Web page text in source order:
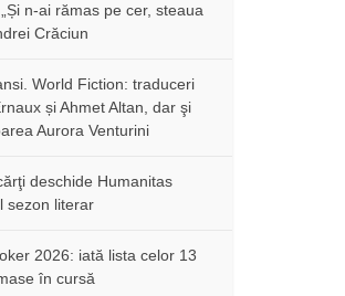
n-ai rămas pe cer, steaua
Crăciun
World Fiction: traduceri
și Ahmet Altan, dar şi
Aurora Venturini
deschide Humanitas
sezon literar
2026: iată lista celor 13
în cursă